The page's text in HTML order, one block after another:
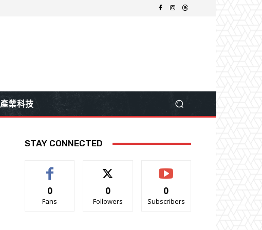
產業科技
STAY CONNECTED
0
Fans
0
Followers
0
Subscribers